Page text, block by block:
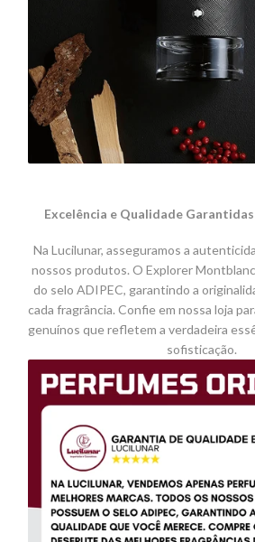
Excelência e Qualidade Garantidas
Na Lucilunar, asseguramos a
nossos produtos. O Explorer
do selo ADIPEC, garantindo a
cada fragrância. Confie em nossa loja
genuínos que refletem a verdadeira
sofisticação.